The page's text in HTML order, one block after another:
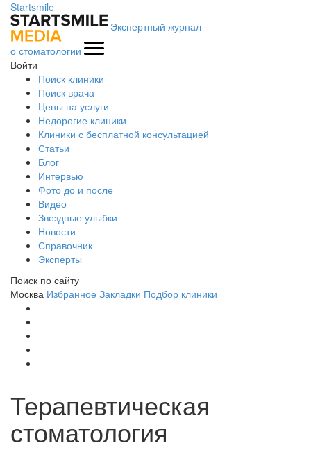
Startsmile
Экспертный журнал
о стоматологии
Войти
Поиск клиники
Поиск врача
Цены на услуги
Недорогие клиники
Клиники с бесплатной консультацией
Статьи
Блог
Интервью
Фото до и после
Видео
Звездные улыбки
Новости
Справочник
Эксперты
Поиск по сайту
Москва Избранное Закладки Подбор клиники
Терапевтическая
стоматология